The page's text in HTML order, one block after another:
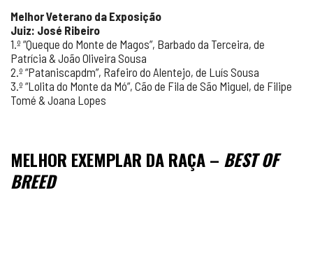
Melhor Veterano da Exposição
Juiz: José Ribeiro
1.º “Queque do Monte de Magos”, Barbado da Terceira, de
Patrícia & João Oliveira Sousa
2.º “Pataniscapdm”, Rafeiro do Alentejo, de Luís Sousa
3.º “Lolita do Monte da Mó”, Cão de Fila de São Miguel, de Filipe
Tomé & Joana Lopes
MELHOR EXEMPLAR DA RAÇA – BEST OF
BREED